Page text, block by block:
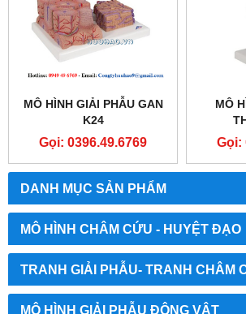
DANH MỤC SẢN PHẨM
MÔ HÌNH CHÂM CỨU - HUYỆT ĐẠO
TRANH GIẢI PHẪU- TRANH CHÂM
MÔ HÌNH GIẢI PHẪU ĐỘNG VẬT
MÔ HÌNH GIẢI PHẪU GAN
K24
Gọi: 0396.49.6769
MÔ
Gọi: